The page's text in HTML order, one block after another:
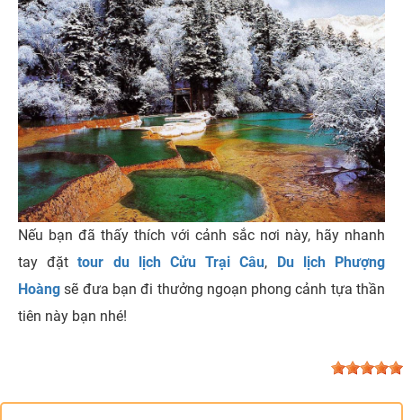
Nếu bạn đã thấy thích với cảnh sắc nơi này, hãy nhanh
tay đặttour du lịch Cửu Trại Câu, Du lịch Phượng
Hoàng sẽ đưa bạn đi thưởng ngoạn phong cảnh tựa thần
tiên này bạn nhé!